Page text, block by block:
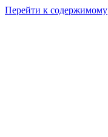
Перейти к содержимому